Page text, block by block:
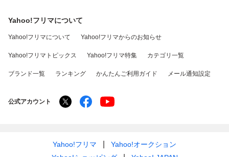
Yahoo!フリマについて
Yahoo!フリマについて Yahoo!フリマからのお知らせ
Yahoo!フリマトピックス Yahoo!フリマ特集 カテゴリ一覧
ブランド一覧 ランキング かんたんご利用ガイド メール通知設定
公式アカウント
Yahoo!フリマ
Yahoo!オークション